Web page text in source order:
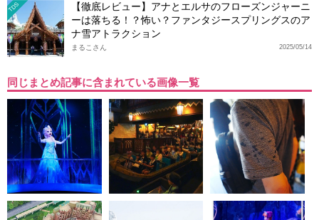
TDS
【徹底レビュー】アナとエルサのフローズンジャーニ
ーは落ちる！？怖い？ファンタジースプリングスのア
ナ雪アトラクション
2025/05/14
まるこさん
同じまとめ記事に含まれている画像一覧